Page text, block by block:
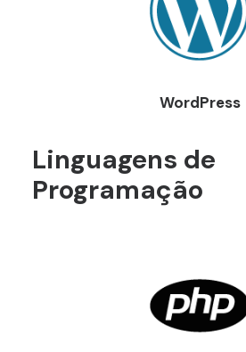
WordPress
Linguagens de
Programação